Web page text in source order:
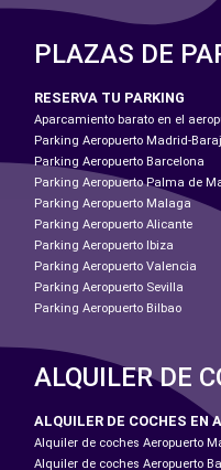
PLAZAS DE
RESERVA TU PARKING
Aparcamiento barato en el
Parking Aeropuerto Madrid-
Parking Aeropuerto Barcelona
Parking Aeropuerto Palma de
Parking Aeropuerto Malaga
Parking Aeropuerto Alicante
Parking Aeropuerto Ibiza
Parking Aeropuerto Valencia
Parking Aeropuerto Sevilla
Parking Aeropuerto Bilbao
ALQUILER DE
ALQUILER DE COCHES EN
Alquiler de coches Aeropuerto
Alquiler de coches Aeropuerto